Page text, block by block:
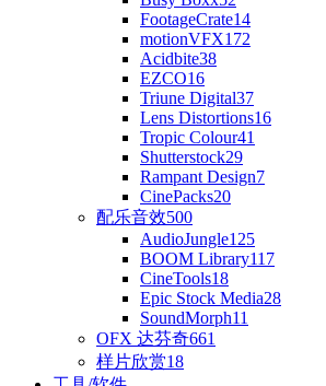
FootageCrate14
motionVFX172
Acidbite38
EZCO16
Triune Digital37
Lens Distortions16
Tropic Colour41
Shutterstock29
Rampant Design7
CinePacks20
配乐音效500
AudioJungle125
BOOM Library117
CineTools18
Epic Stock Media28
SoundMorph11
OFX 达芬奇661
样片欣赏18